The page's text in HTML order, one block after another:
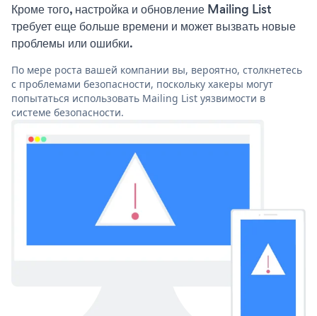
Кроме того, настройка и обновление Mailing List
требует еще больше времени и может вызвать новые
проблемы или ошибки.
По мере роста вашей компании вы, вероятно, столкнетесь
с проблемами безопасности, поскольку хакеры могут
попытаться использовать Mailing List уязвимости в
системе безопасности.